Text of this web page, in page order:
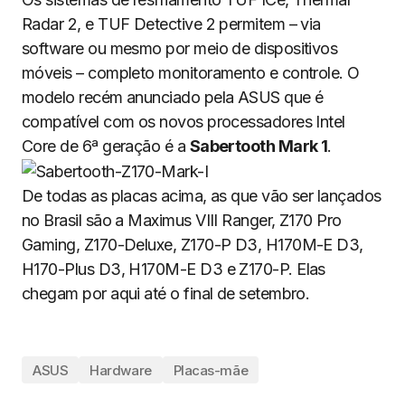
Radar 2, e TUF Detective 2 permitem – via
software ou mesmo por meio de dispositivos
móveis – completo monitoramento e controle. O
modelo recém anunciado pela ASUS que é
compatível com os novos processadores Intel
Core de 6ª geração é a Sabertooth Mark 1.
De todas as placas acima, as que vão ser lançados
no Brasil são a Maximus VIII Ranger, Z170 Pro
Gaming, Z170-Deluxe, Z170-P D3, H170M-E D3,
H170-Plus D3, H170M-E D3 e Z170-P. Elas
chegam por aqui até o final de setembro.
ASUS Hardware Placas-mãe